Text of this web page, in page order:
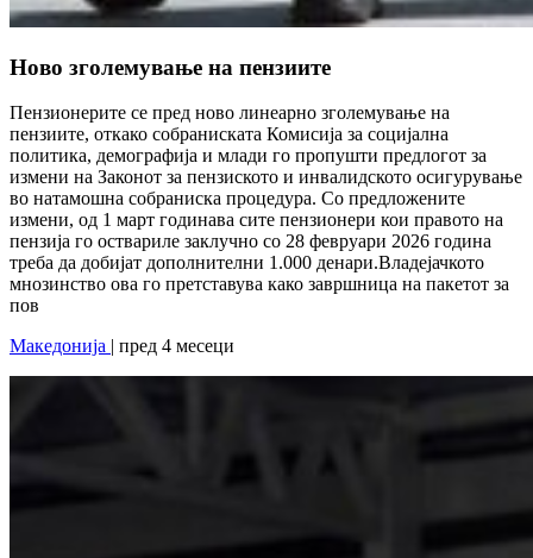
Ново зголемување на пензиите
Пензионерите се пред ново линеарно зголемување на
пензиите, откако собраниската Комисија за социјална
политика, демографија и млади го пропушти предлогот за
измени на Законот за пензиското и инвалидското осигурување
во натамошна собраниска процедура. Со предложените
измени, од 1 март годинава сите пензионери кои правото на
пензија го оствариле заклучно со 28 февруари 2026 година
треба да добијат дополнителни 1.000 денари.Владејачкото
мнозинство ова го претставува како завршница на пакетот за
пов
Македонија | пред 4 месеци